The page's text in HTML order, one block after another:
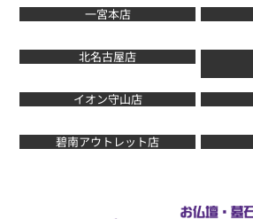
一宮本店
北名古屋店
イオン守山店
碧南アウトレット店